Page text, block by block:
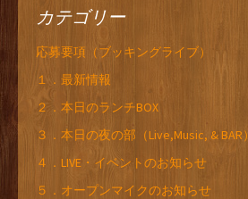
カテゴリー
応募要項（ブッキングライブ）
１．最新情報
２．本日のランチBOX
３．本日の夜の部（Live,Music, & BAR）
４．LIVE・イベントのお知らせ
５．オープンマイクのお知らせ